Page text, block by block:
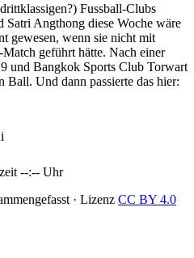
Fussball-Clubs
Satri Angthong diese Woche wäre
gewesen, wenn sie nicht mit
geführt hätte. Nach einer
und Bangkok Sports Club Torwart
Ball. Und dann passierte das hier:
--:-- Uhr
CC BY 4.0